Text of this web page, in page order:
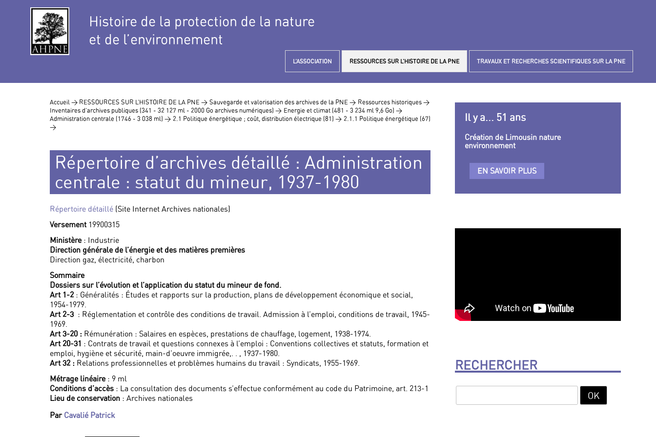
Histoire de la protection de la nature
et de l’environnement
L’ASSOCIATION RESSOURCES SUR L’HISTOIRE DE LA PNE TRAVAUX ET RECHERCHES SCIENTIFIQUES SUR LA PNE
Accueil > RESSOURCES SUR L’HISTOIRE DE LA PNE > Sauvegarde et valorisation des archives de la PNE > Ressources historiques >
Inventaires d’archives publiques (341 - 32 127 ml - 2000 Go archives numériques) > Energie et climat (481 - 3 234 ml 9,6 Go) >
Administration centrale (1746 - 3 038 ml) > 2.1 Politique énergétique ; coût, distribution électrique (81) > 2.1.1 Politique énergétique (67)
>
Répertoire d’archives détaillé : Administration
centrale : statut du mineur, 1937-1980
Répertoire détaillé (Site Internet Archives nationales)
Versement 19900315
Ministère: Industrie
Direction générale de l’énergie et des matières premières
Direction gaz, électricité, charbon
Sommaire
Dossiers sur l’évolution et l’application du statut du mineur de fond.
Art 1-2 : Généralités : Études et rapports sur la production, plans de développement économique et social,
1954-1979.
Art 2-3 : Réglementation et contrôle des conditions de travail. Admission à l’emploi, conditions de travail, 1945-
1969.
Art 3-20 : Rémunération : Salaires en espèces, prestations de chauffage, logement, 1938-1974.
Art 20-31 : Contrats de travail et questions connexes à l’emploi : Conventions collectives et statuts, formation et
emploi, hygiène et sécurité, main-d’oeuvre immigrée,. . , 1937-1980.
Art 32 : Relations professionnelles et problèmes humains du travail : Syndicats, 1955-1969.
Métrage linéaire: 9 ml
Conditions d’accès : La consultation des documents s’effectue conformément au code du Patrimoine, art. 213-1
Lieu de conservation : Archives nationales
Par Cavalié Patrick
Il y a... 51 ans
Création de Limousin nature
environnement
EN SAVOIR PLUS
RECHERCHER